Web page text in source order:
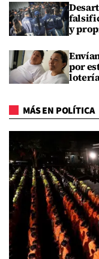
y
por
MÁS EN POLÍTICA